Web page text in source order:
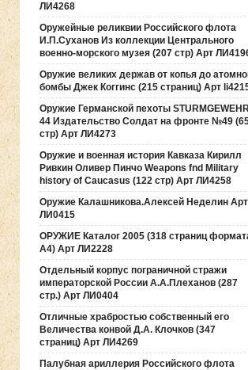
ЛИ4268
Оружейные реликвии Российского флота
И.П.Суханов Из коллекции Центрального
военно-морского музея (207 стр) Арт
Оружие великих держав от копья до
бомбы Джек Коггинс (215 страниц) Арт
Оружие Германской пехоты
44 Издательство Солдат на фронте №49
стр) Арт ЛИ4273
Оружие и военная история Кавказа Кирилл
Ривкин Оливер Пинчо Weapons fnd Military
history of Caucasus (122 стр) Арт ЛИ4258
Оружие Калашникова.Алексей Неделин Арт
ЛИ0415
ОРУЖИЕ Каталог 2005 (318 страниц
А4) Арт ЛИ2228
Отдельный корпус пограничной стражи
императорской России А.А.Плеханов (287
стр.) Арт ЛИ0404
Отличные храбростью собственный его
Величества конвой Д.А. Клочков (347
страниц) Арт ЛИ4269
Палубная ариллерия Российского флота